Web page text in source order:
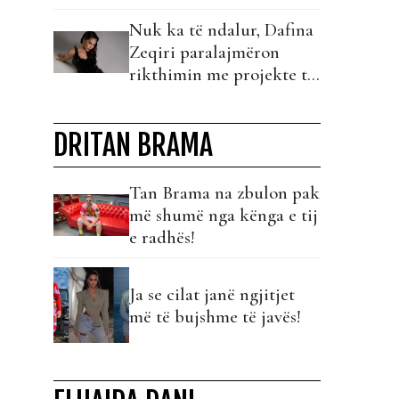
Nuk ka të ndalur, Dafina
Zeqiri paralajmëron
rikthimin me projekte të
DRITAN BRAMA
Tan Brama na zbulon pak
më shumë nga kënga e tij
e radhës!
Ja se cilat janë ngjitjet
më të bujshme të javës!